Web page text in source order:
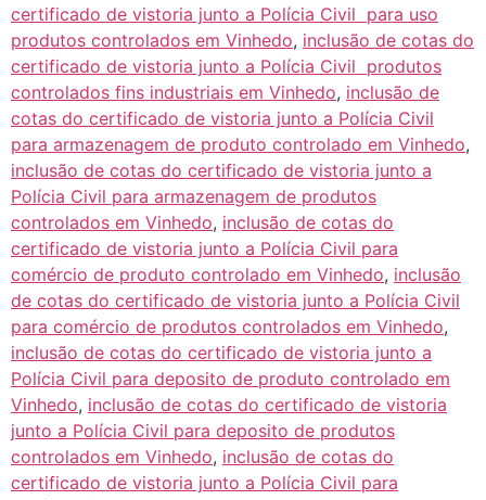
certificado de vistoria junto a Polícia Civil para uso
produtos controlados em Vinhedo, inclusão de cotas do
certificado de vistoria junto a Polícia Civil produtos
controlados fins industriais em Vinhedo, inclusão de
cotas do certificado de vistoria junto a Polícia Civil
para armazenagem de produto controlado em Vinhedo,
inclusão de cotas do certificado de vistoria junto a
Polícia Civil para armazenagem de produtos
controlados em Vinhedo, inclusão de cotas do
certificado de vistoria junto a Polícia Civil para
comércio de produto controlado em Vinhedo, inclusão
de cotas do certificado de vistoria junto a Polícia Civil
para comércio de produtos controlados em Vinhedo,
inclusão de cotas do certificado de vistoria junto a
Polícia Civil para deposito de produto controlado em
Vinhedo, inclusão de cotas do certificado de vistoria
junto a Polícia Civil para deposito de produtos
controlados em Vinhedo, inclusão de cotas do
certificado de vistoria junto a Polícia Civil para